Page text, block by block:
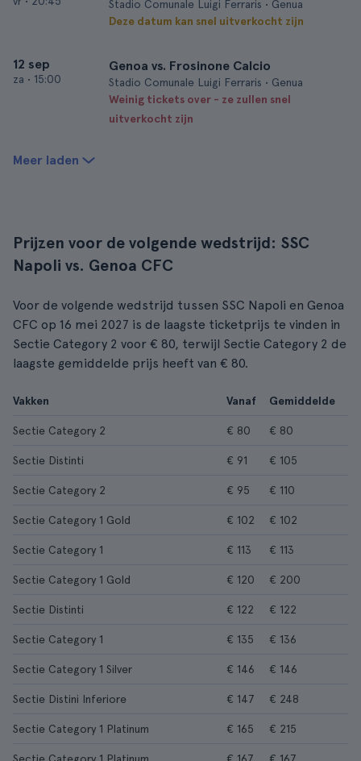
Stadio Comunale Luigi Ferraris • Genua
Deze datum kan snel uitverkocht zijn
12 sep
za • 15:00
Genoa vs. Frosinone Calcio
Stadio Comunale Luigi Ferraris • Genua
Weinig tickets over - ze zullen snel
uitverkocht zijn
Meer laden
Prijzen voor de volgende wedstrijd: SSC
Napoli vs. Genoa CFC
Voor de volgende wedstrijd tussen SSC Napoli en Genoa
CFC op 16 mei 2027 is de laagste ticketprijs te vinden in
Sectie Category 2 voor € 80, terwijl Sectie Category 2 de
laagste gemiddelde prijs heeft van € 80.
Vakken Vanaf Gemiddelde
Sectie Category 2 € 80 € 80
Sectie Distinti € 91 € 105
Sectie Category 2 € 95 € 110
Sectie Category 1 Gold € 102 € 102
Sectie Category 1 € 113 € 113
Sectie Category 1 Gold € 120 € 200
Sectie Distinti € 122 € 122
Sectie Category 1 € 135 € 136
Sectie Category 1 Silver € 146 € 146
Sectie Distini Inferiore € 147 € 248
Sectie Category 1 Platinum € 165 € 215